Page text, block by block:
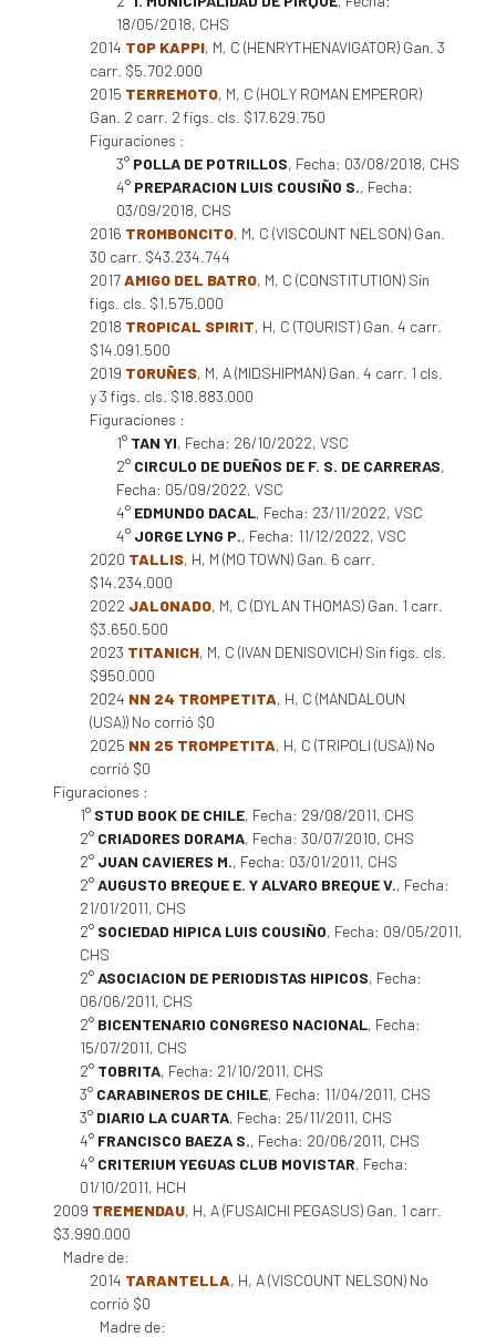
18/05/2018, CHS
2014 TOP KAPPI, M, C (HENRYTHENAVIGATOR) Gan. 3
carr. $5.702.000
2015 TERREMOTO, M, C (HOLY ROMAN EMPEROR)
Gan. 2 carr. 2 figs. cls. $17.629.750
Figuraciones :
3° POLLA DE POTRILLOS, Fecha: 03/08/2018, CHS
4° PREPARACION LUIS COUSIÑO S., Fecha:
03/09/2018, CHS
2016 TROMBONCITO, M, C (VISCOUNT NELSON) Gan.
30 carr. $43.234.744
2017AMIGO DEL BATRO, M, C (CONSTITUTION) Sin
figs. cls. $1.575.000
2018 TROPICAL SPIRIT, H, C (TOURIST) Gan. 4 carr.
$14.091.500
2019 TORUÑES, M, A (MIDSHIPMAN) Gan. 4 carr. 1 cls.
y 3 figs. cls. $18.883.000
Figuraciones :
1° TAN YI, Fecha: 26/10/2022, VSC
2° CIRCULO DE DUEÑOS DE F. S. DE CARRERAS,
Fecha: 05/09/2022, VSC
4° EDMUNDO DACAL, Fecha: 23/11/2022, VSC
4° JORGE LYNG P., Fecha: 11/12/2022, VSC
2020 TALLIS, H, M (MO TOWN) Gan. 6 carr.
$14.234.000
2022 JALONADO, M, C (DYLAN THOMAS) Gan. 1 carr.
$3.650.500
2023 TITANICH, M, C (IVAN DENISOVICH) Sin figs. cls.
$950.000
2024 NN 24 TROMPETITA, H, C (MANDALOUN
(USA)) No corrió $0
2025 NN 25 TROMPETITA, H, C (TRIPOLI (USA)) No
corrió $0
Figuraciones :
1° STUD BOOK DE CHILE, Fecha: 29/08/2011, CHS
2° CRIADORES DORAMA, Fecha: 30/07/2010, CHS
2° JUAN CAVIERES M., Fecha: 03/01/2011, CHS
2°AUGUSTO BREQUE E. Y ALVARO BREQUE V., Fecha:
21/01/2011, CHS
2° SOCIEDAD HIPICA LUIS COUSIÑO, Fecha: 09/05/2011,
CHS
2°ASOCIACION DE PERIODISTAS HIPICOS, Fecha:
06/06/2011, CHS
2° BICENTENARIO CONGRESO NACIONAL, Fecha:
15/07/2011, CHS
2° TOBRITA, Fecha: 21/10/2011, CHS
3° CARABINEROS DE CHILE, Fecha: 11/04/2011, CHS
3° DIARIO LA CUARTA, Fecha: 25/11/2011, CHS
4° FRANCISCO BAEZA S., Fecha: 20/06/2011, CHS
4° CRITERIUM YEGUAS CLUB MOVISTAR, Fecha:
01/10/2011, HCH
2009 TREMENDAU, H, A (FUSAICHI PEGASUS) Gan. 1 carr.
$3.990.000
Madre de:
2014 TARANTELLA, H, A (VISCOUNT NELSON) No
corrió $0
Madre de: